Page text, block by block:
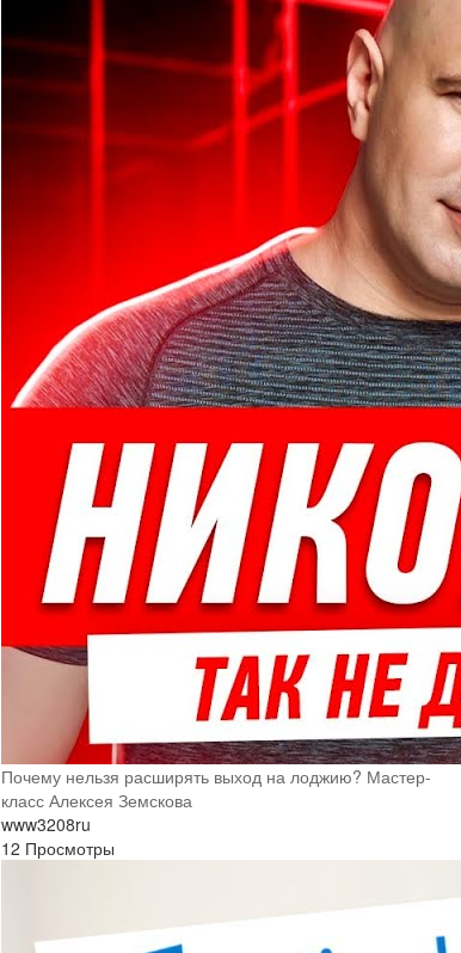
Почему нельзя расширять выход на лоджию? Мастер-
класс Алексея Земскова
www3208ru
12 Просмотры